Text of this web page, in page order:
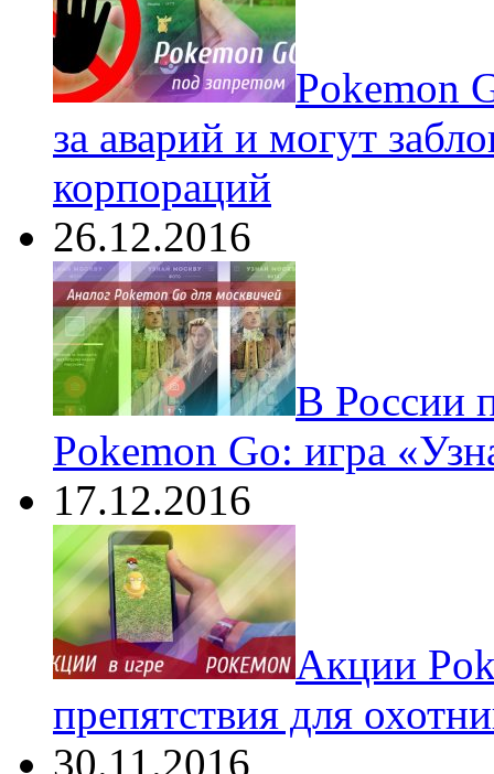
Pokеmon
за аварий и могут
корпораций
26.12.2016
В России
Pokemon Go: игра
17.12.2016
Акции
препятствия для
30.11.2016